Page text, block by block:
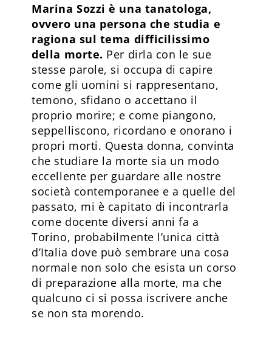
Marina Sozzi è una tanatologa,
ovvero una persona che studia e
ragiona sul tema difficilissimo
della morte. Per dirla con le sue
stesse parole, si occupa di capire
come gli uomini si rappresentano,
temono, sfidano o accettano il
proprio morire; e come piangono,
seppelliscono, ricordano e onorano i
propri morti. Questa donna, convinta
che studiare la morte sia un modo
eccellente per guardare alle nostre
società contemporanee e a quelle del
passato, mi è capitato di incontrarla
come docente diversi anni fa a
Torino, probabilmente l’unica città
d’Italia dove può sembrare una cosa
normale non solo che esista un corso
di preparazione alla morte, ma che
qualcuno ci si possa iscrivere anche
se non sta morendo.